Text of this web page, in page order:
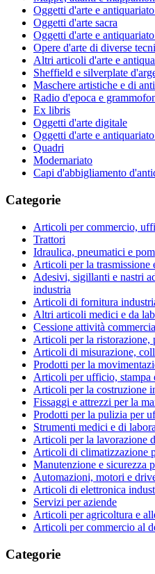
Oggetti d'arte e
Oggetti d'arte sacra
Oggetti d'arte e
Opere d'arte di diverse
Altri articoli d'arte e
Sheffield e silverplate
Maschere artistiche e di
Radio d'epoca e
Ex libris
Oggetti d'arte digitale
Oggetti d'arte e
Quadri
Modernariato
Capi d'abbigliamento
Categorie
Articoli per commercio,
Trattori
Idraulica, pneumatici e
Articoli per la trasmissione
Adesivi, sigillanti e nastri
industria
Articoli di fornitura
Altri articoli medici e da
Cessione attività
Articoli per la ristorazione,
Articoli di misurazione,
Prodotti per la
Articoli per ufficio, stampa
Articoli per la costruzione
Fissaggi e attrezzi per la
Prodotti per la pulizia per
Strumenti medici e di
Articoli per la lavorazione
Articoli di climatizzazione
Manutenzione e sicurezza
Automazioni, motori e
Articoli di elettronica
Servizi per aziende
Articoli per agricoltura e
Articoli per commercio al
Categorie